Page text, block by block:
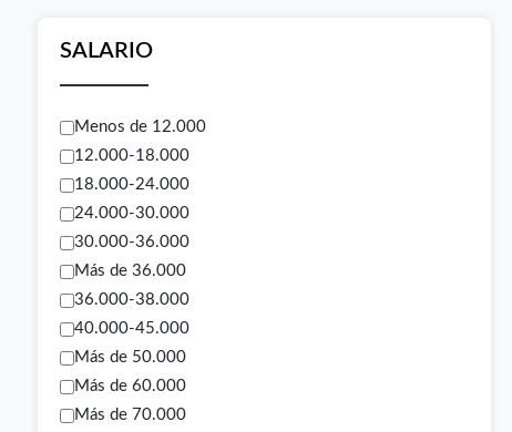
SALARIO
Menos de 12.000
12.000-18.000
18.000-24.000
24.000-30.000
30.000-36.000
Más de 36.000
36.000-38.000
40.000-45.000
Más de 50.000
Más de 60.000
Más de 70.000